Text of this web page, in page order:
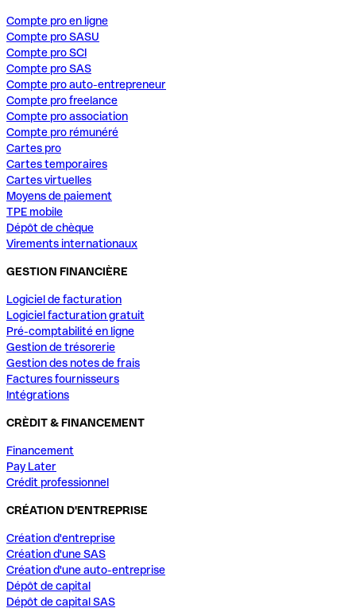
Compte pro en ligne
Compte pro SASU
Compte pro SCI
Compte pro SAS
Compte pro auto-entrepreneur
Compte pro freelance
Compte pro association
Compte pro rémunéré
Cartes pro
Cartes temporaires
Cartes virtuelles
Moyens de paiement
TPE mobile
Dépôt de chèque
Virements internationaux
GESTION FINANCIÈRE
Logiciel de facturation
Logiciel facturation gratuit
Pré-comptabilité en ligne
Gestion de trésorerie
Gestion des notes de frais
Factures fournisseurs
Intégrations
CRÈDIT & FINANCEMENT
Financement
Pay Later
Crédit professionnel
CRÉATION D'ENTREPRISE
Création d'entreprise
Création d'une SAS
Création d'une auto-entreprise
Dépôt de capital
Dépôt de capital SAS